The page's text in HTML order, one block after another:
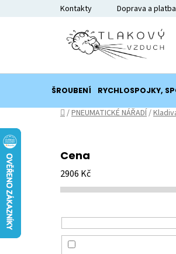
Kontakty Doprava a platba
ŠROUBENÍ RYCHLOSPOJKY,
Domů
/PNEUMATICKÉ NÁŘADÍ/
Cena
2906 Kč